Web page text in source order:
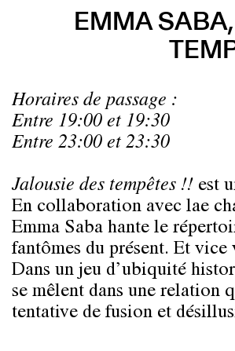
EMMA
Horaires de passage :
Entre 19:00 et 19:30
Entre 23:00 et 23:30
Jalousie des tempêtes !! est
En collaboration avec lae
Emma Saba hante le
fantômes du présent. Et vice
Dans un jeu d’ubiquité
se mêlent dans une relation
tentative de fusion et